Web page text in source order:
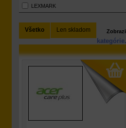
LEXMARK
Všetko Len skladom